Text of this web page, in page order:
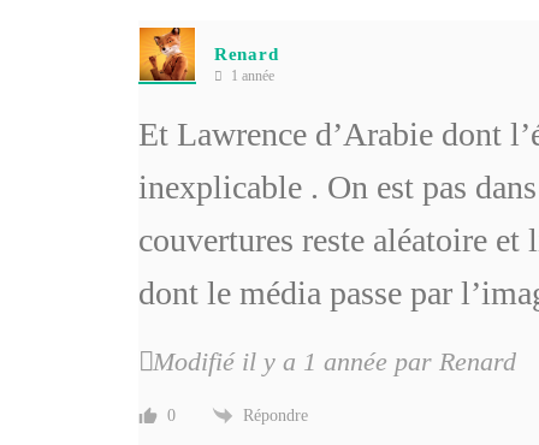
Renard
1 année
Et Lawrence d’Arabie dont
inexplicable . On est pas
couvertures reste aléatoire et
dont le média passe par
Modifié il y a 1 année par Renard
0 Répondre